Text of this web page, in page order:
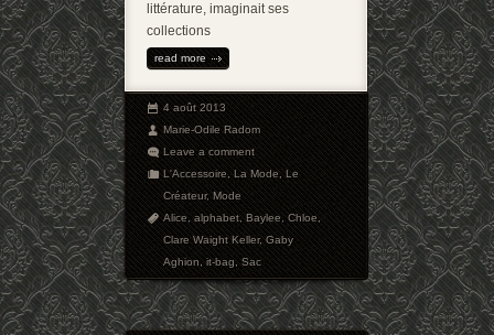
littérature, imaginait ses
collections
read more
4 août 2013
Marie-Odile Radom
Leave a comment
L'Accessoire,La Mode,Le
Créateur,Mode
Alice,alphabet,Baylee,Chloe,
Clare Waight Keller,Gaby
Aghion,it-bag,Sac